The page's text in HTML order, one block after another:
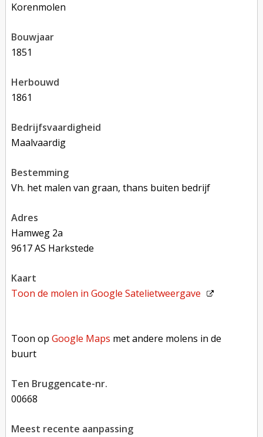
korenmolen
bouwjaar
1851
herbouwd
1861
bedrijfsvaardigheid
Maalvaardig
bestemming
Vh. het malen van graan, thans buiten bedrijf
adres
Hamweg 2a
9617 AS Harkstede
kaart
Toon de molen inGoogle Satelietweergave
Toon opGoogle Maps met andere molens in de
buurt
Ten Bruggencate-nr.
00668
Meest recente aanpassing